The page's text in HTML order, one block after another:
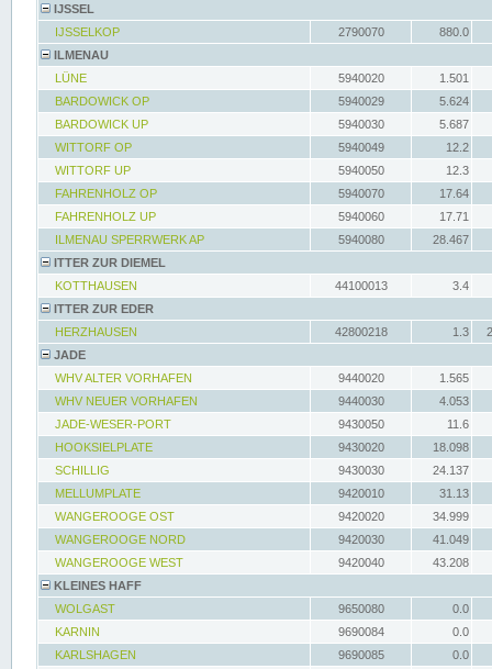
IJSSEL
IJSSELKOP
2790070
880.0
ILMENAU
LÜNE
5940020
1.501
BARDOWICK OP
5940029
5.624
BARDOWICK UP
5940030
5.687
WITTORF OP
5940049
12.2
WITTORF UP
5940050
12.3
FAHRENHOLZ OP
5940070
17.64
FAHRENHOLZ UP
5940060
17.71
ILMENAU SPERRWERK AP
5940080
28.467
ITTER ZUR DIEMEL
KOTTHAUSEN
44100013
3.4
ITTER ZUR EDER
HERZHAUSEN
42800218 1.3
JADE
WHV ALTER VORHAFEN
9440020
1.565
WHV NEUER VORHAFEN
9440030
4.053
JADE-WESER-PORT
9430050
11.6
HOOKSIELPLATE
9430020
18.098
SCHILLIG
9430030
24.137
MELLUMPLATE
9420010
31.13
WANGEROOGE OST
9420020
34.999
WANGEROOGE NORD
9420030
41.049
WANGEROOGE WEST
9420040
43.208
KLEINES HAFF
WOLGAST
9650080
0.0
KARNIN
9690084
0.0
KARLSHAGEN
9690085
0.0